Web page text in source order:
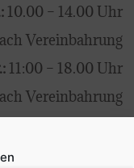
10.00 – 14.00 Uhr
Vereinbahrung
11:00 – 18.00 Uhr
Vereinbahrung